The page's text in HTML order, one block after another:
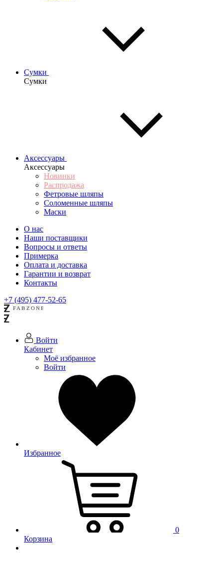
Сумки
Сумки
Аксессуары
Аксессуары
Новинки
Распродажа
Фетровые шляпы
Соломенные шляпы
Маски
О нас
Наши поставщики
Вопросы и ответы
Примерка
Оплата и доставка
Гарантии и возврат
Контакты
+7 (495) 477-52-65
Войти
Кабинет
Моё избранное
Войти
Избранное
0
Корзина